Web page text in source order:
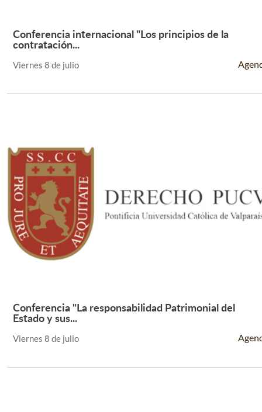
Leer Más +
Conferencia internacional "Los principios de la
contratación...
Viernes 8 de julio
Leer Más +
Conferencia "La responsabilidad Patrimonial del
Estado y sus...
Viernes 8 de julio